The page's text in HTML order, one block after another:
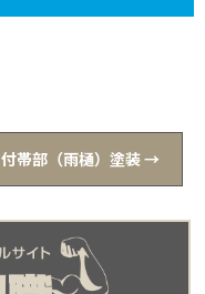
付帯部（雨樋）塗装→